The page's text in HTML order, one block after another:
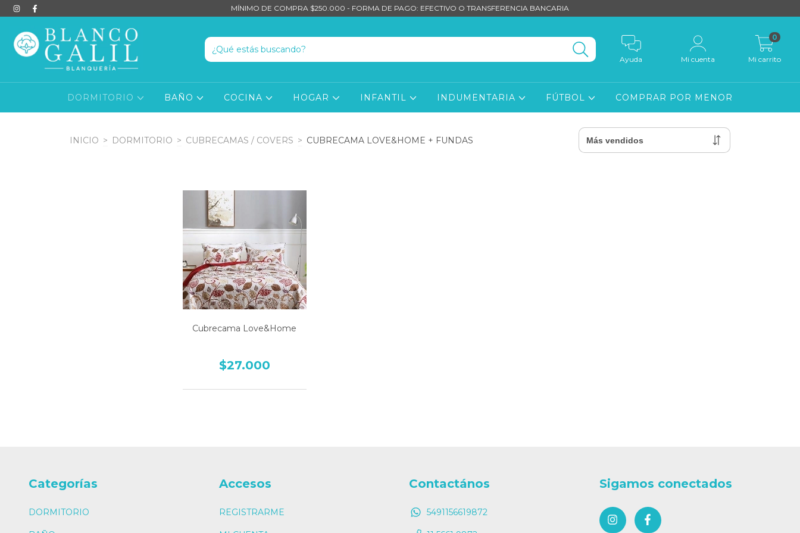
MÍNIMO DE COMPRA $250.000 - FORMA DE PAGO: EFECTIVO O TRANSFERENCIA BANCARIA
Ayuda Mi cuenta Mi carrito
0
DORMITORIO BAÑO COCINA HOGAR INFANTIL INDUMENTARIA FÚTBOL COMPRAR POR MENOR
INICIO > DORMITORIO > CUBRECAMAS / COVERS > CUBRECAMA LOVE&HOME + FUNDAS
Cubrecama Love&Home
$27.000
Categorías
DORMITORIO
Accesos
REGISTRARME
Contactános
5491156619872
Sigamos conectados